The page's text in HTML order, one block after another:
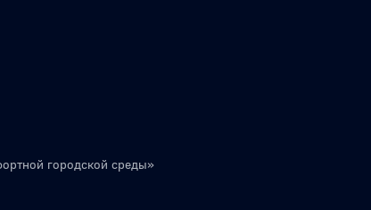
городской среды»